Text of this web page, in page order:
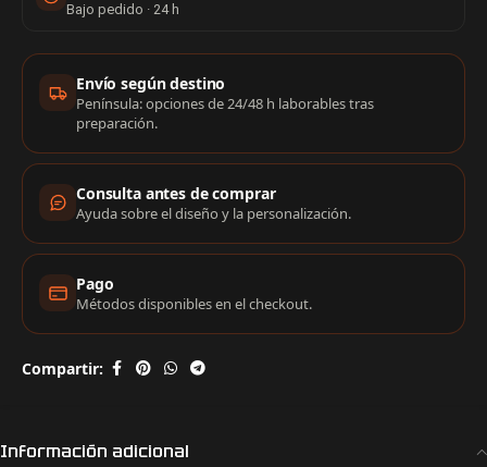
Bajo pedido · 24 h
Información de compra
Envío según destino
Península: opciones de 24/48 h laborables tras
preparación.
Consulta antes de comprar
Ayuda sobre el diseño y la personalización.
Pago
Métodos disponibles en el checkout.
Compartir:
Información adicional